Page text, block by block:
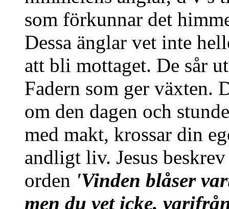
som förkunnar det
Dessa änglar vet inte
att bli mottaget. De sår
Fadern som ger växten.
om den dagen och
med makt, krossar din
andligt liv. Jesus
orden 'Vinden blåser
men du vet icke,